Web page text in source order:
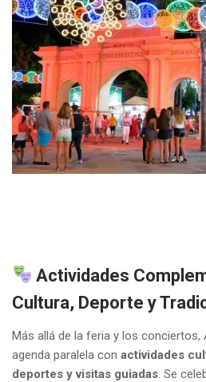
Actividades
Cultura, Deporte y
Más allá de la feria y los
agenda paralela con actividades
deportes y visitas guiadas. Se